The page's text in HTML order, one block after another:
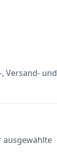
Versand- und
ausgewählte